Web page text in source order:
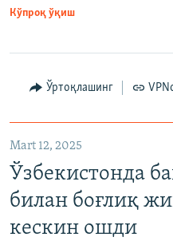
Кўпроқ ўқиш
Ўртоқлашинг
Mart 12, 2025
Ўзбекистонда
билан боғлиқ
кескин ошди